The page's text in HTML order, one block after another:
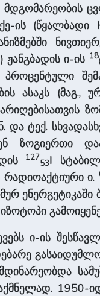
მდგომარეობის
ის
ი-ის 18
ასაკს (მაგ.,
ტექ.
ზოგიერთი
127
53I
რადიოაქტიური ი.
ი-ის
1950-